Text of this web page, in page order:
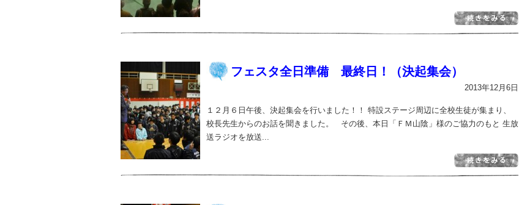
フェスタ全日準備 最終日！（決起集会）
2013年12月6日
１２月６日午後、決起集会を行いました！！ 特設ステージ周辺に全校生徒が集まり、
校長先生からのお話を聞きました。 その後、本日「ＦＭ山陰」様のご協力のもと 生放
送ラジオを放送...